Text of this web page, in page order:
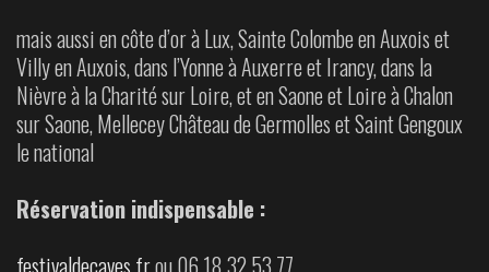
mais aussi en côte d’or à Lux, Sainte Colombe en Auxois et
Villy en Auxois, dans l’Yonne à Auxerre et Irancy, dans la
Nièvre à la Charité sur Loire, et en Saone et Loire à Chalon
sur Saone, Mellecey Château de Germolles et Saint Gengoux
le national
Réservation indispensable :